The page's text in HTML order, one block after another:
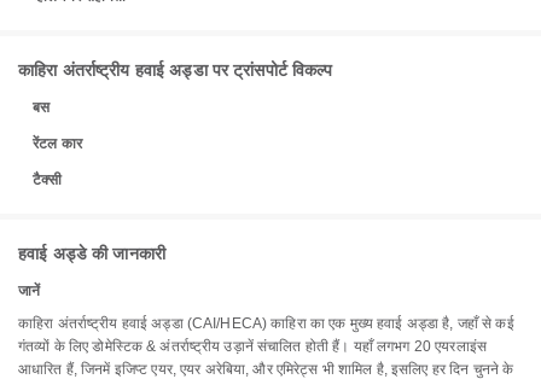
काहिरा अंतर्राष्ट्रीय हवाई अड्डा पर ट्रांसपोर्ट विकल्प
बस
रेंटल कार
टैक्सी
हवाई अड्डे की जानकारी
जानें
काहिरा अंतर्राष्ट्रीय हवाई अड्डा (CAI/HECA) काहिरा का एक मुख्य हवाई अड्डा है, जहाँ से कई
गंतव्यों के लिए डोमेस्टिक & अंतर्राष्ट्रीय उड़ानें संचालित होती हैं। यहाँ लगभग 20 एयरलाइंस
आधारित हैं, जिनमें इजिप्ट एयर, एयर अरेबिया, और एमिरेट्स भी शामिल है, इसलिए हर दिन चुनने के